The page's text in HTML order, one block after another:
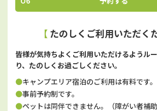
【 たのしくご利用いただく
皆様が気持ちよくご利用いただけるようル
り、たのしくお過ごしください。
●キャンプエリア宿泊のご利用は有料です。
●事前予約制です。
●ペットは同伴できません。（障がい者補助